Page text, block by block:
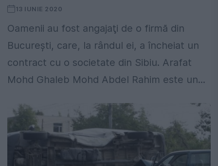
13 IUNIE 2020
Oamenii au fost angajaţi de o firmă din
Bucureşti, care, la rândul ei, a încheiat un
contract cu o societate din Sibiu. Arafat
Mohd Ghaleb Mohd Abdel Rahim este un...